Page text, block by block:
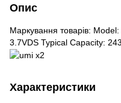
Опис
Маркування товарів:
3.7VDS Typical Capacity:
Характеристики